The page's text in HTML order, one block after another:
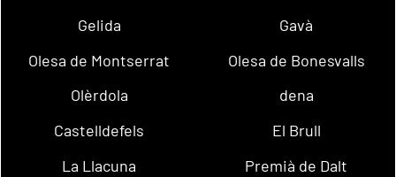
Gelida
Gavà
Olesa de Montserrat
Olesa de Bonesvalls
Olèrdola
dena
Castelldefels
El Brull
La Llacuna
Premià de Dalt